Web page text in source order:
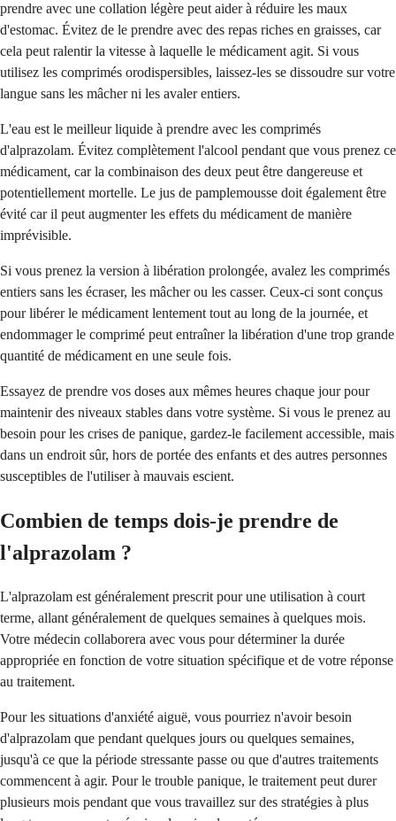
prendre avec une collation légère peut aider à réduire les maux
d'estomac. Évitez de le prendre avec des repas riches en graisses, car
cela peut ralentir la vitesse à laquelle le médicament agit. Si vous
utilisez les comprimés orodispersibles, laissez-les se dissoudre sur votre
langue sans les mâcher ni les avaler entiers.
L'eau est le meilleur liquide à prendre avec les comprimés
d'alprazolam. Évitez complètement l'alcool pendant que vous prenez ce
médicament, car la combinaison des deux peut être dangereuse et
potentiellement mortelle. Le jus de pamplemousse doit également être
évité car il peut augmenter les effets du médicament de manière
imprévisible.
Si vous prenez la version à libération prolongée, avalez les comprimés
entiers sans les écraser, les mâcher ou les casser. Ceux-ci sont conçus
pour libérer le médicament lentement tout au long de la journée, et
endommager le comprimé peut entraîner la libération d'une trop grande
quantité de médicament en une seule fois.
Essayez de prendre vos doses aux mêmes heures chaque jour pour
maintenir des niveaux stables dans votre système. Si vous le prenez au
besoin pour les crises de panique, gardez-le facilement accessible, mais
dans un endroit sûr, hors de portée des enfants et des autres personnes
susceptibles de l'utiliser à mauvais escient.
Combien de temps dois-je prendre de
l'alprazolam ?
L'alprazolam est généralement prescrit pour une utilisation à court
terme, allant généralement de quelques semaines à quelques mois.
Votre médecin collaborera avec vous pour déterminer la durée
appropriée en fonction de votre situation spécifique et de votre réponse
au traitement.
Pour les situations d'anxiété aiguë, vous pourriez n'avoir besoin
d'alprazolam que pendant quelques jours ou quelques semaines,
jusqu'à ce que la période stressante passe ou que d'autres traitements
commencent à agir. Pour le trouble panique, le traitement peut durer
plusieurs mois pendant que vous travaillez sur des stratégies à plus